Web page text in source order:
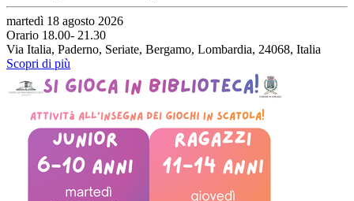
martedì 18 agosto 2026
Orario 18.00- 21.30
Via Italia, Paderno, Seriate, Bergamo, Lombardia, 24068, Italia
Scopri di più